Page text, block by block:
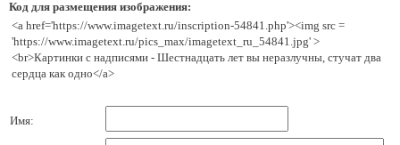
Код для размещения изображения:
<a href='https://www.imagetext.ru/inscription-54841.php'><img src =
'https://www.imagetext.ru/pics_max/imagetext_ru_54841.jpg' >
<br>Картинки с надписями - Шестнадцать лет вы неразлучны, стучат два
сердца как одно</a>
Имя: